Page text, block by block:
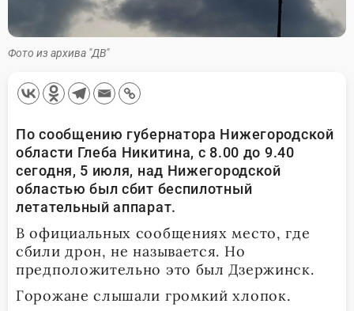
Фото из архива "ДВ"
По сообщению губернатора Нижегородской
области Глеба Никитина, с 8.00 до 9.40
сегодня, 5 июля, над Нижегородской
областью был сбит беспилотный
летательный аппарат.
В официальных сообщениях место, где
сбили дрон, не называется. Но
предположительно это был Дзержинск.
Горожане слышали громкий хлопок.